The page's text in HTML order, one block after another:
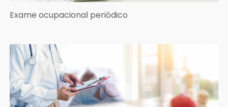
Exame ocupacional periódico